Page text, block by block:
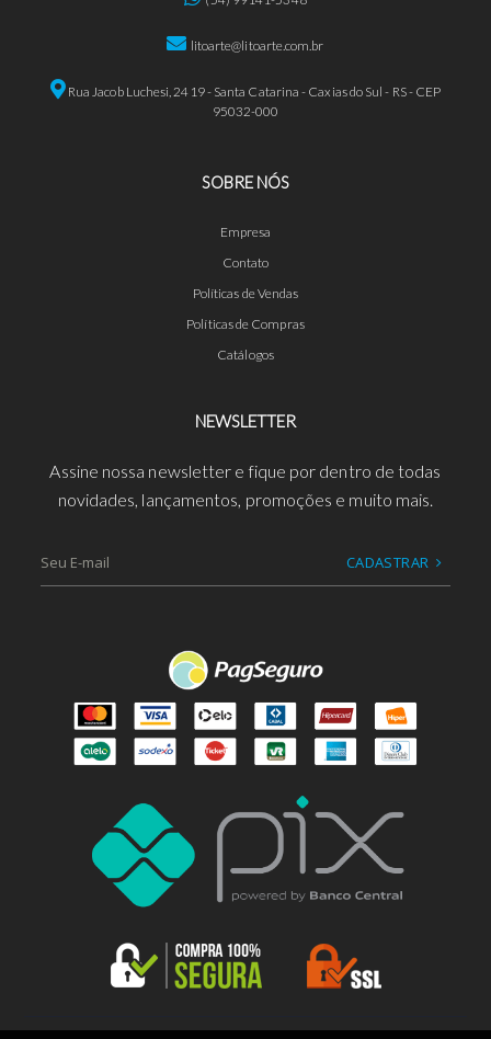
litoarte@litoarte.com.br
Rua Jacob Luchesi, 2419 - Santa Catarina - Caxias do Sul - RS - CEP
95032-000
SOBRE NÓS
Empresa
Contato
Políticas de Vendas
Políticas de Compras
Catálogos
NEWSLETTER
Assine nossa newsletter e fique por dentro de todas
novidades, lançamentos, promoções e muito mais.
CADASTRAR